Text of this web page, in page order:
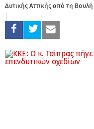
Δυτικής Αττικής από τη Βουλή